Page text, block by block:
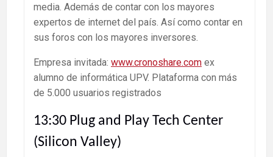
media. Además de contar con los mayores
expertos de internet del país. Así como contar en
sus foros con los mayores inversores.
Empresa invitada: www.cronoshare.com ex
alumno de informática UPV. Plataforma con más
de 5.000 usuarios registrados
13:30 Plug and Play Tech Center
(Silicon Valley)